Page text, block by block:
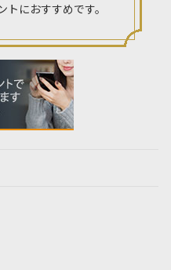
におすすめです。